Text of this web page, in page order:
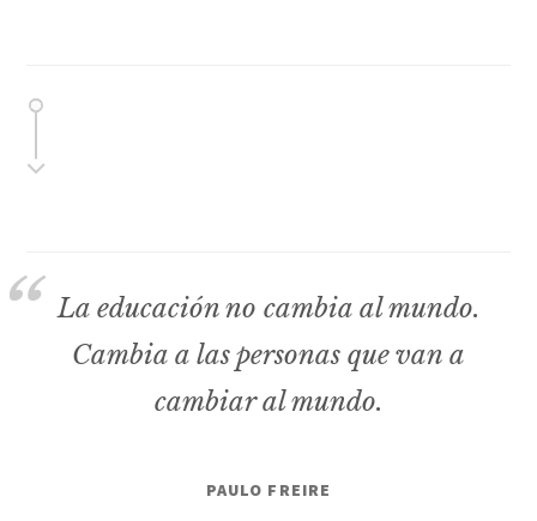
La educación no cambia al mundo.
Cambia a las personas que van a
cambiar al mundo.
PAULO FREIRE